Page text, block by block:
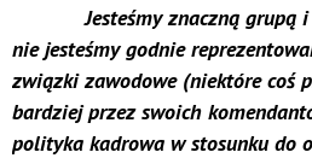
Jesteśmy znaczną grupą
nie jesteśmy godnie
związki zawodowe (niektóre coś
bardziej przez swoich
polityka kadrowa w stosunku do